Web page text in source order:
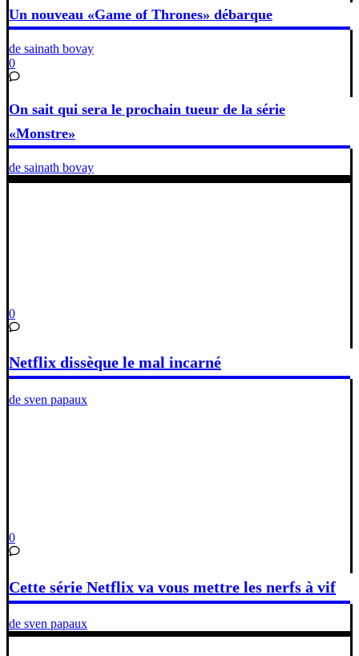
Un nouveau «Game of Thrones» débarque
de sainath bovay
0
On sait qui sera le prochain tueur de la série
«Monstre»
de sainath bovay
0
Netflix dissèque le mal incarné
de sven papaux
0
Cette série Netflix va vous mettre les nerfs à vif
de sven papaux